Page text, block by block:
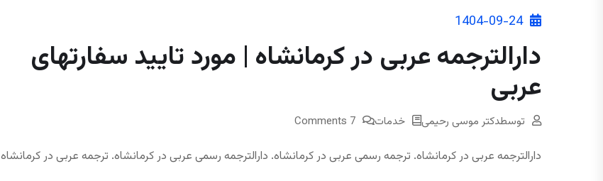
1404-09-24
دارالترجمه عربی در کرمانشاه | مورد تایید سفارتهای
عربی
توسطدکتر موسی رحیمی خدمات 7 Comments
دارالترجمه عربی در کرمانشاه. ترجمه رسمی عربی در کرمانشاه. دارالترجمه رسمی عربی در کرمانشاه. ترجمه عربی در کرمانشاه